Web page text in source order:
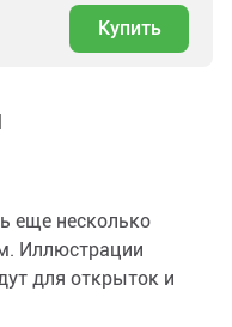
Купить
еще несколько
Иллюстрации
для открыток и